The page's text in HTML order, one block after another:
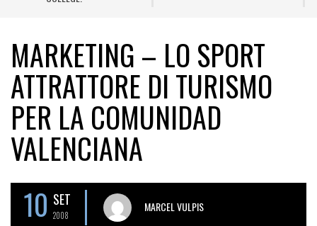
MARKETING – LO SPORT
ATTRATTORE DI TURISMO
PER LA COMUNIDAD
VALENCIANA
10 SET
2008
MARCEL VULPIS